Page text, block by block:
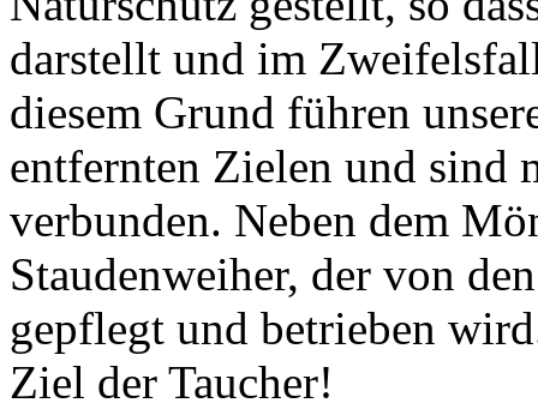
darstellt und im
diesem Grund führen
entfernten Zielen und sind
verbunden. Neben dem
Staudenweiher, der von
gepflegt und betrieben
Ziel der Taucher!